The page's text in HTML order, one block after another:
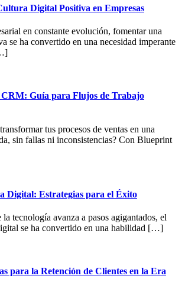
Digital Positiva en Empresas
en constante evolución, fomentar una
se ha convertido en una necesidad imperante
Guía para Flujos de Trabajo
tus procesos de ventas en una
sin fallas ni inconsistencias? Con Blueprint
Digital: Estrategias para el Éxito
tecnología avanza a pasos agigantados, el
se ha convertido en una habilidad […]
para la Retención de Clientes en la Era